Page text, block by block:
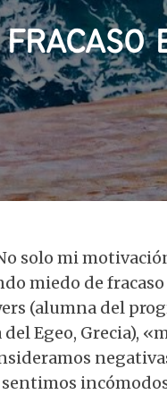
solo mi
miedo de fracaso
(alumna del
Egeo, Grecia),